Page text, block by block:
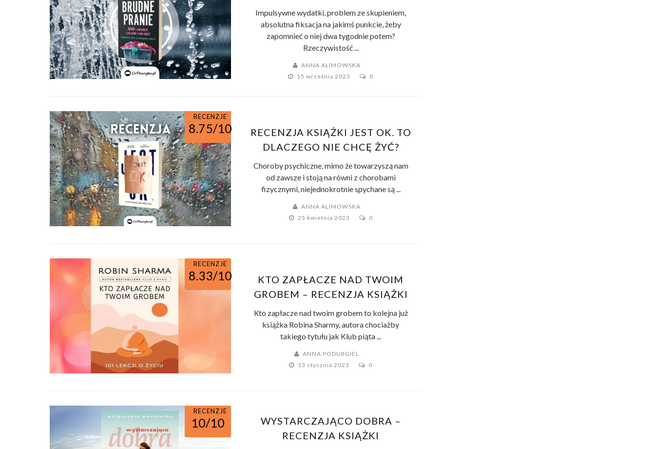
Impulsywne wydatki, problem ze skupieniem,
absolutna fiksacja na jakimś punkcie, żeby
zapomnieć o niej dwa tygodnie potem?
Rzeczywistość ...
ANNA ALIMOWSKA
15 września 2023
0
RECENZJE
8.75/10
RECENZJA KSIĄŻKI JEST OK. TO
DLACZEGO NIE CHCĘ ŻYĆ?
Choroby psychiczne, mimo że towarzyszą nam
od zawsze i stoją na równi z chorobami
fizycznymi, niejednokrotnie spychane są ...
ANNA ALIMOWSKA
25 kwietnia 2023
0
RECENZJE
8.33/10
KTO ZAPŁACZE NAD TWOIM
GROBEM – RECENZJA KSIĄŻKI
Kto zapłacze nad twoim grobem to kolejna już
książka Robina Sharmy, autora chociażby
takiego tytułu jak Klub piąta ...
ANNA PODURGIEL
13 stycznia 2023
0
RECENZJE
10/10
WYSTARCZAJĄCO DOBRA –
RECENZJA KSIĄŻKI